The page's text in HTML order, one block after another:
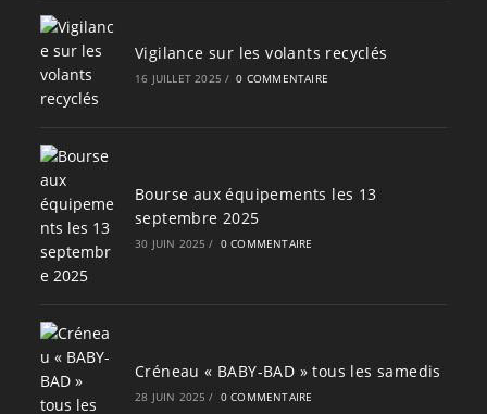
Vigilance sur les volants recyclés
16 JUILLET 2025 / 0 COMMENTAIRE
Bourse aux équipements les 13
septembre 2025
30 JUIN 2025 / 0 COMMENTAIRE
Créneau « BABY-BAD » tous les samedis
28 JUIN 2025 / 0 COMMENTAIRE